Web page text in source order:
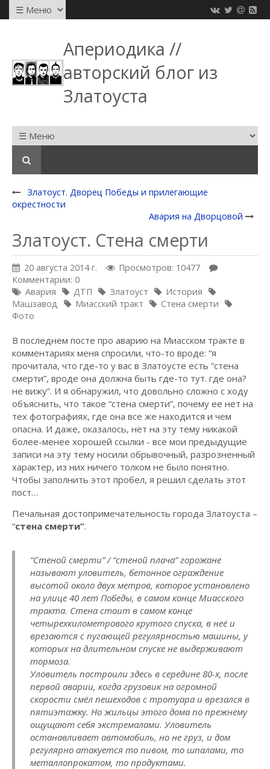
Апериодика //
авторский блог из
Златоуста
Златоуст. Дворец Победы и прилегающие
окрестности
Авария на Дворцовой
Златоуст. Стена смерти
20 августа 2014 г.
Просмотров: 10477
Комментарии: 0
Авария
ДТП Златоуст
История
Машзавод
Миасский тракт
Стена смерти
Фото
В последнем посте про аварию на Миасском тракте в
комментариях меня спросили, что-то вроде: “я
прочитала, что где-то у вас в Златоусте есть “стена
смерти”, вроде она должна быть где-то тут. где она?
не вижу”. И я обнаружил, что довольно сложно с ходу
объяснить, что такое “стена смерти”, почему ее нет на
тех фотографиях, где она все же находится и чем
опасна. И даже, оказалось, нет на эту тему никакой
более-менее хорошей ссылки - все мои предыдущие
записи на эту тему носили обрывочный, разрозненный
характер, из них ничего толком не было понятно.
Чтобы заполнить этот пробел, я решил сделать этот
пост…
Печальная достопримечательность города Златоуста –
“стена смерти”.
“Стеной смерти” / “стеной плача” горожане
называют уловитель, бетонное ограждение
высотой около двух метров, которое установлено
на улице 40 лет Победы, в самом конце Миасского
тракта. Стена стоит в самом конце
четырехкилометрового крутого спуска, в неё и
врезаются с пугающей регулярностью машины, у
которых на длительном спуске не выдерживают
тормоза.
Уловитель построили здесь в середине 80-х, после
первой аварии, когда грузовик на огромной
скорости смёл пешеходов с тротуара и врезался в
пятиэтажку. Но жильцы этого дома по прежнему
ощущают себя экстремалами. Уловитель
останавливает автомобиль, но не груз, и дом
регулярно атакуется то пивом, то шпалами, то
металлопрокатом, то продуктами.